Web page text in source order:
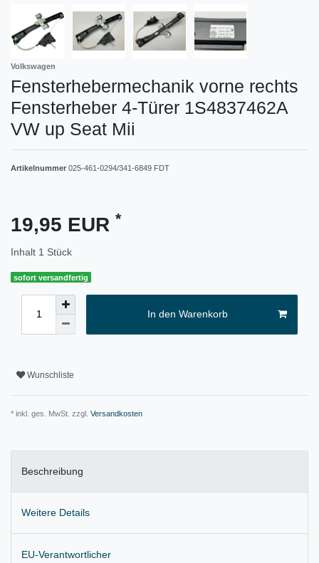
Volkswagen
Fensterhebermechanik vorne rechts
Fensterheber 4-Türer 1S4837462A
VW up Seat Mii
Artikelnummer 025-461-0294/341-6849 FDT
19,95 EUR *
Inhalt 1 Stück
sofort versandfertig
In den Warenkorb
Wunschliste
* inkl. ges. MwSt. zzgl. Versandkosten
Beschreibung
Weitere Details
EU-Verantwortlicher